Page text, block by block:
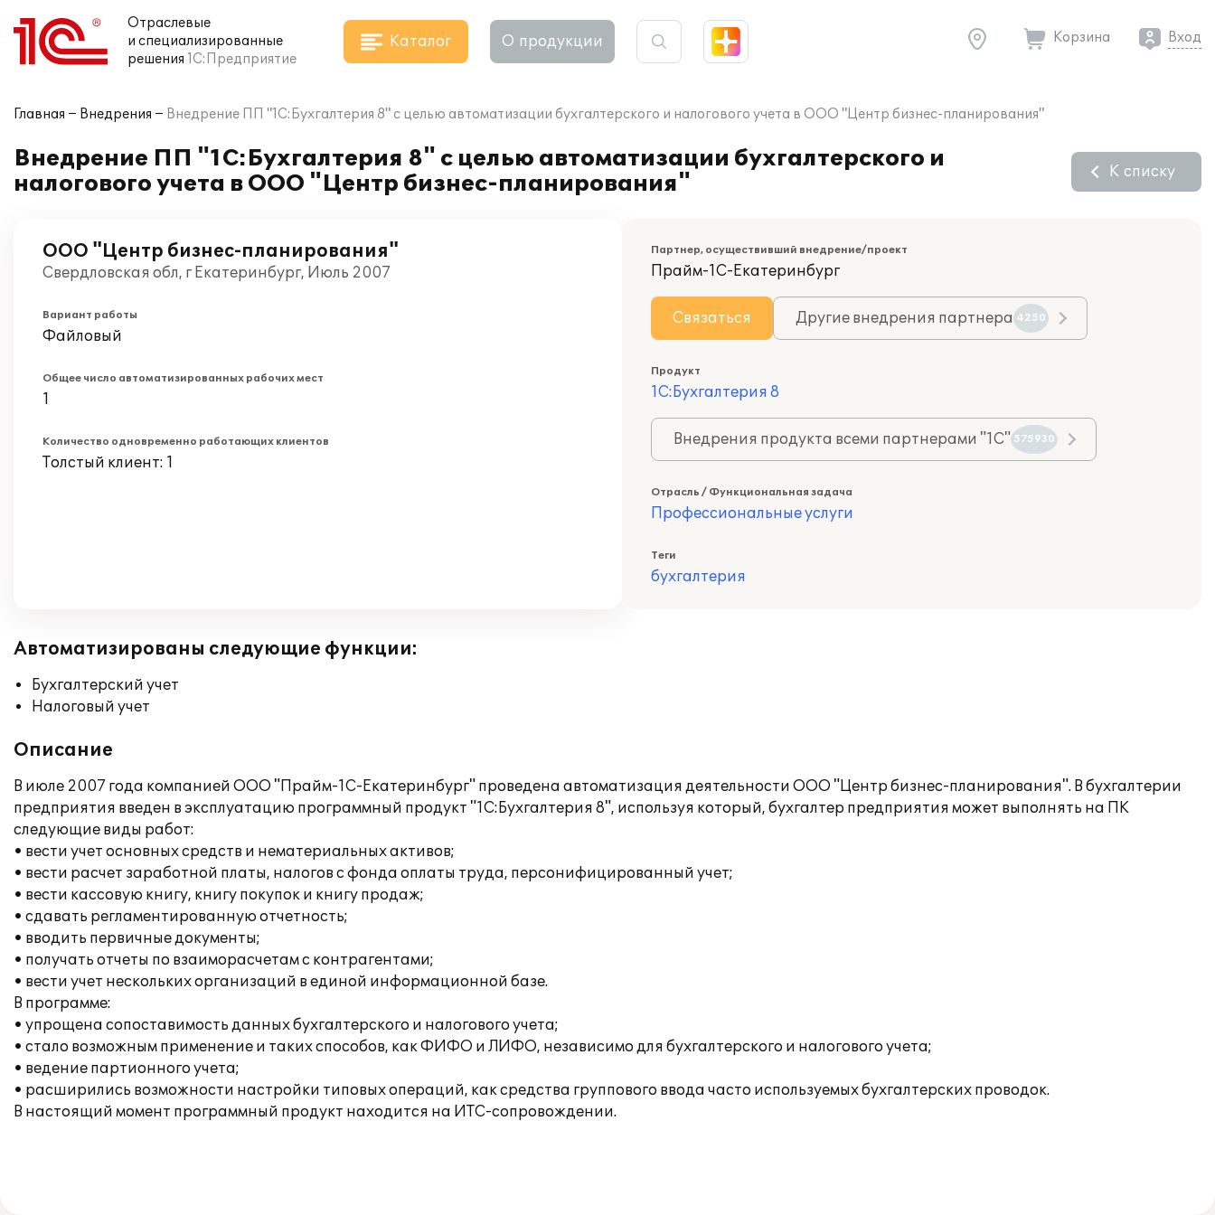
Отраслевые
и специализированные
решения 1С:Предприятие
Каталог О продукции Корзина Вход
Главная Внедрения Внедрение ПП "1С:Бухгалтерия 8" с целью автоматизации бухгалтерского и налогового учета в ООО "Центр бизнес-планирования"
Внедрение ПП "1С:Бухгалтерия 8" с целью автоматизации бухгалтерского и
налогового учета в ООО "Центр бизнес-планирования"
К списку
ООО "Центр бизнес-планирования"
Свердловская обл, г Екатеринбург, Июль 2007
Вариант работы
Файловый
Общее число автоматизированных рабочих мест
1
Количество одновременно работающих клиентов
Толстый клиент: 1
Партнер, осуществивший внедрение/проект
Прайм-1С-Екатеринбург
Связаться Другие внедрения партнера 4250
Продукт
1С:Бухгалтерия 8
Внедрения продукта всеми партнерами "1С" 575930
Отрасль / Функциональная задача
Профессиональные услуги
Теги
бухгалтерия
Автоматизированы следующие функции:
Бухгалтерский учет
Налоговый учет
Описание
В июле 2007 года компанией ООО "Прайм-1С-Екатеринбург" проведена автоматизация деятельности ООО "Центр бизнес-планирования". В бухгалтерии
предприятия введен в эксплуатацию программный продукт "1C:Бухгалтерия 8", используя который, бухгалтер предприятия может выполнять на ПК
следующие виды работ:
• вести учет основных средств и нематериальных активов;
• вести расчет заработной платы, налогов с фонда оплаты труда, персонифицированный учет;
• вести кассовую книгу, книгу покупок и книгу продаж;
• сдавать регламентированную отчетность;
• вводить первичные документы;
• получать отчеты по взаиморасчетам с контрагентами;
• вести учет нескольких организаций в единой информационной базе.
В программе:
• упрощена сопоставимость данных бухгалтерского и налогового учета;
• стало возможным применение и таких способов, как ФИФО и ЛИФО, независимо для бухгалтерского и налогового учета;
• ведение партионного учета;
• расширились возможности настройки типовых операций, как средства группового ввода часто используемых бухгалтерских проводок.
В настоящий момент программный продукт находится на ИТС-сопровождении.